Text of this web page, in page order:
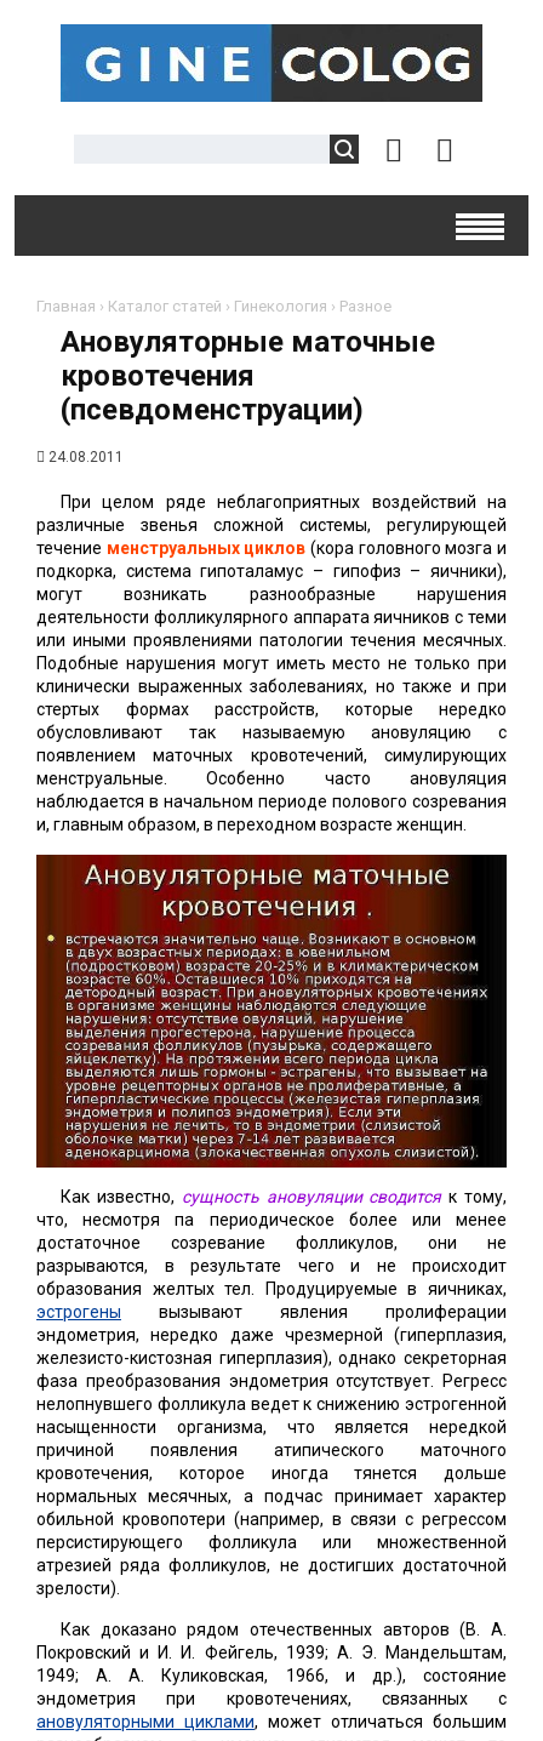
Главная › Каталог статей › Гинекология › Разное
Ановуляторные маточные
кровотечения
(псевдоменструации)
24.08.2011
При целом ряде неблагоприятных воздействий на
различные звенья сложной системы, регулирующей
течение менструальных циклов (кора головного мозга и
подкорка, система гипоталамус – гипофиз – яичники),
могут возникать разнообразные нарушения
деятельности фолликулярного аппарата яичников с теми
или иными проявлениями патологии течения месячных.
Подобные нарушения могут иметь место не только при
клинически выраженных заболеваниях, но также и при
стертых формах расстройств, которые нередко
обусловливают так называемую ановуляцию с
появлением маточных кровотечений, симулирующих
менструальные. Особенно часто ановуляция
наблюдается в начальном периоде полового созревания
и, главным образом, в переходном возрасте женщин.
Как известно, сущность ановуляции сводитсяк тому,
что, несмотря па периодическое более или менее
достаточное созревание фолликулов, они не
разрываются, в результате чего и не происходит
образования желтых тел. Продуцируемые в яичниках,
эстрогены вызывают явления пролиферации
эндометрия, нередко даже чрезмерной (гиперплазия,
железисто-кистозная гиперплазия), однако секреторная
фаза преобразования эндометрия отсутствует. Регресс
нелопнувшего фолликула ведет к снижению эстрогенной
насыщенности организма, что является нередкой
причиной появления атипического маточного
кровотечения, которое иногда тянется дольше
нормальных месячных, а подчас принимает характер
обильной кровопотери (например, в связи с регрессом
персистирующего фолликула или множественной
атрезией ряда фолликулов, не достигших достаточной
зрелости).
Как доказано рядом отечественных авторов (В. А.
Покровский и И. И. Фейгель, 1939; А. Э. Мандельштам,
1949; А. А. Куликовская, 1966, и др.), состояние
эндометрия при кровотечениях, связанных с
ановуляторными циклами, может отличаться большим